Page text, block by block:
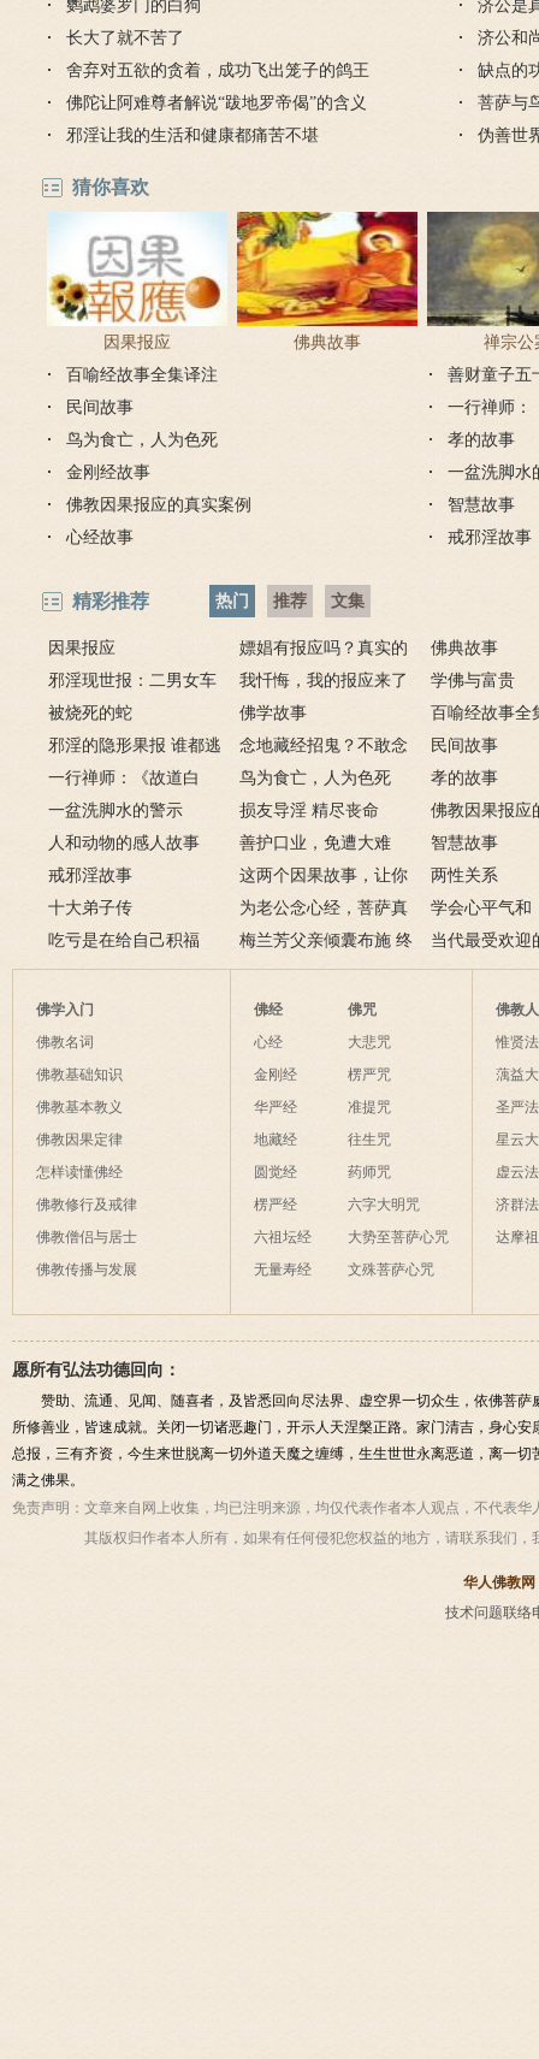
鹦鹉婆罗门的白狗
长大了就不苦了
舍弃对五欲的贪着，成功飞出笼子的鸽王
佛陀让阿难尊者解说“跋地罗帝偈”的含义
邪淫让我的生活和健康都痛苦不堪
济公是
济公和
缺点的
菩萨与
伪善世
猜你喜欢
因果报应 佛典故事
禅宗公
百喻经故事全集译注
善财童子五
民间故事
一行禅师：
鸟为食亡，人为色死
孝的故事
金刚经故事
一盆洗脚水
佛教因果报应的真实案例
智慧故事
心经故事
戒邪淫故事
精彩推荐 热门 推荐 文集
因果报应
嫖娼有报应吗？真实的
嫖娼报应
佛典故事
邪淫现世报：二男女车
上纵欲酿车祸被烧死
我忏悔，我的报应来了
－淫人妻者，妻淫人
学佛与富贵
被烧死的蛇
佛学故事
百喻经故事全
邪淫的隐形果报 谁都逃
不掉
念地藏经招鬼？不敢念
地藏经的请进来
民间故事
一行禅师：《故道白
云》
鸟为食亡，人为色死
孝的故事
一盆洗脚水的警示
损友导淫 精尽丧命
佛教因果报应
例
人和动物的感人故事 善护口业，免遭大难
智慧故事
戒邪淫故事
这两个因果故事，让你
了解什么是业障
两性关系
十大弟子传
为老公念心经，菩萨真
的加持为其开智慧了
学会心平气和
吃亏是在给自己积福
梅兰芳父亲倾囊布施 终
获善报
当代最受欢迎
师及其代表作
佛学入门
佛教名词
佛教基础知识
佛教基本教义
佛教因果定律
怎样读懂佛经
佛教修行及戒律
佛教僧侣与居士
佛教传播与发展
佛经
心经
金刚经
华严经
地藏经
圆觉经
楞严经
六祖坛经
无量寿经
佛咒
大悲咒
楞严咒
准提咒
往生咒
药师咒
六字大明咒
大势至菩萨心咒
文殊菩萨心咒
佛教
惟贤
蕅益
圣严
星云
虚云
济群
达摩
愿所有弘法功德回向：
赞助、流通、见闻、随喜者，及皆悉回向尽法界、虚空界一切众生，依佛菩
所修善业，皆速成就。关闭一切诸恶趣门，开示人天涅槃正路。家门清吉，身心
总报，三有齐资，今生来世脱离一切外道天魔之缠缚，生生世世永离恶道，离一
满之佛果。
免责声明： 文章来自网上收集，均已注明来源，均仅代表作者本人观点，不代表
其版权归作者本人所有，如果有任何侵犯您权益的地方，请联系我们，
华人佛教网
技术问题联络